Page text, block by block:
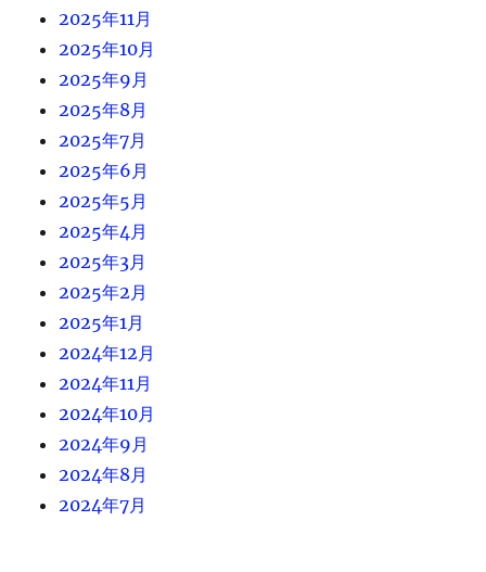
2025年11月
2025年10月
2025年9月
2025年8月
2025年7月
2025年6月
2025年5月
2025年4月
2025年3月
2025年2月
2025年1月
2024年12月
2024年11月
2024年10月
2024年9月
2024年8月
2024年7月